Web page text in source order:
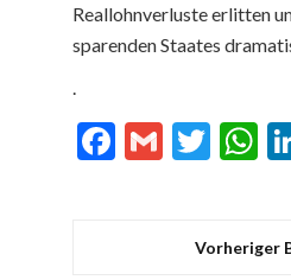
Reallohnverluste erlitten
sparenden Staates
.
Facebook
Gmail
Vorheriger